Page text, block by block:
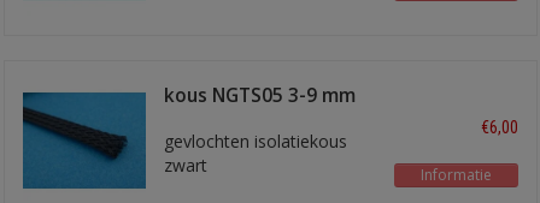
kous NGTS05 3-9 mm
gevlochten isolatiekous
zwart
€6,00
Informatie